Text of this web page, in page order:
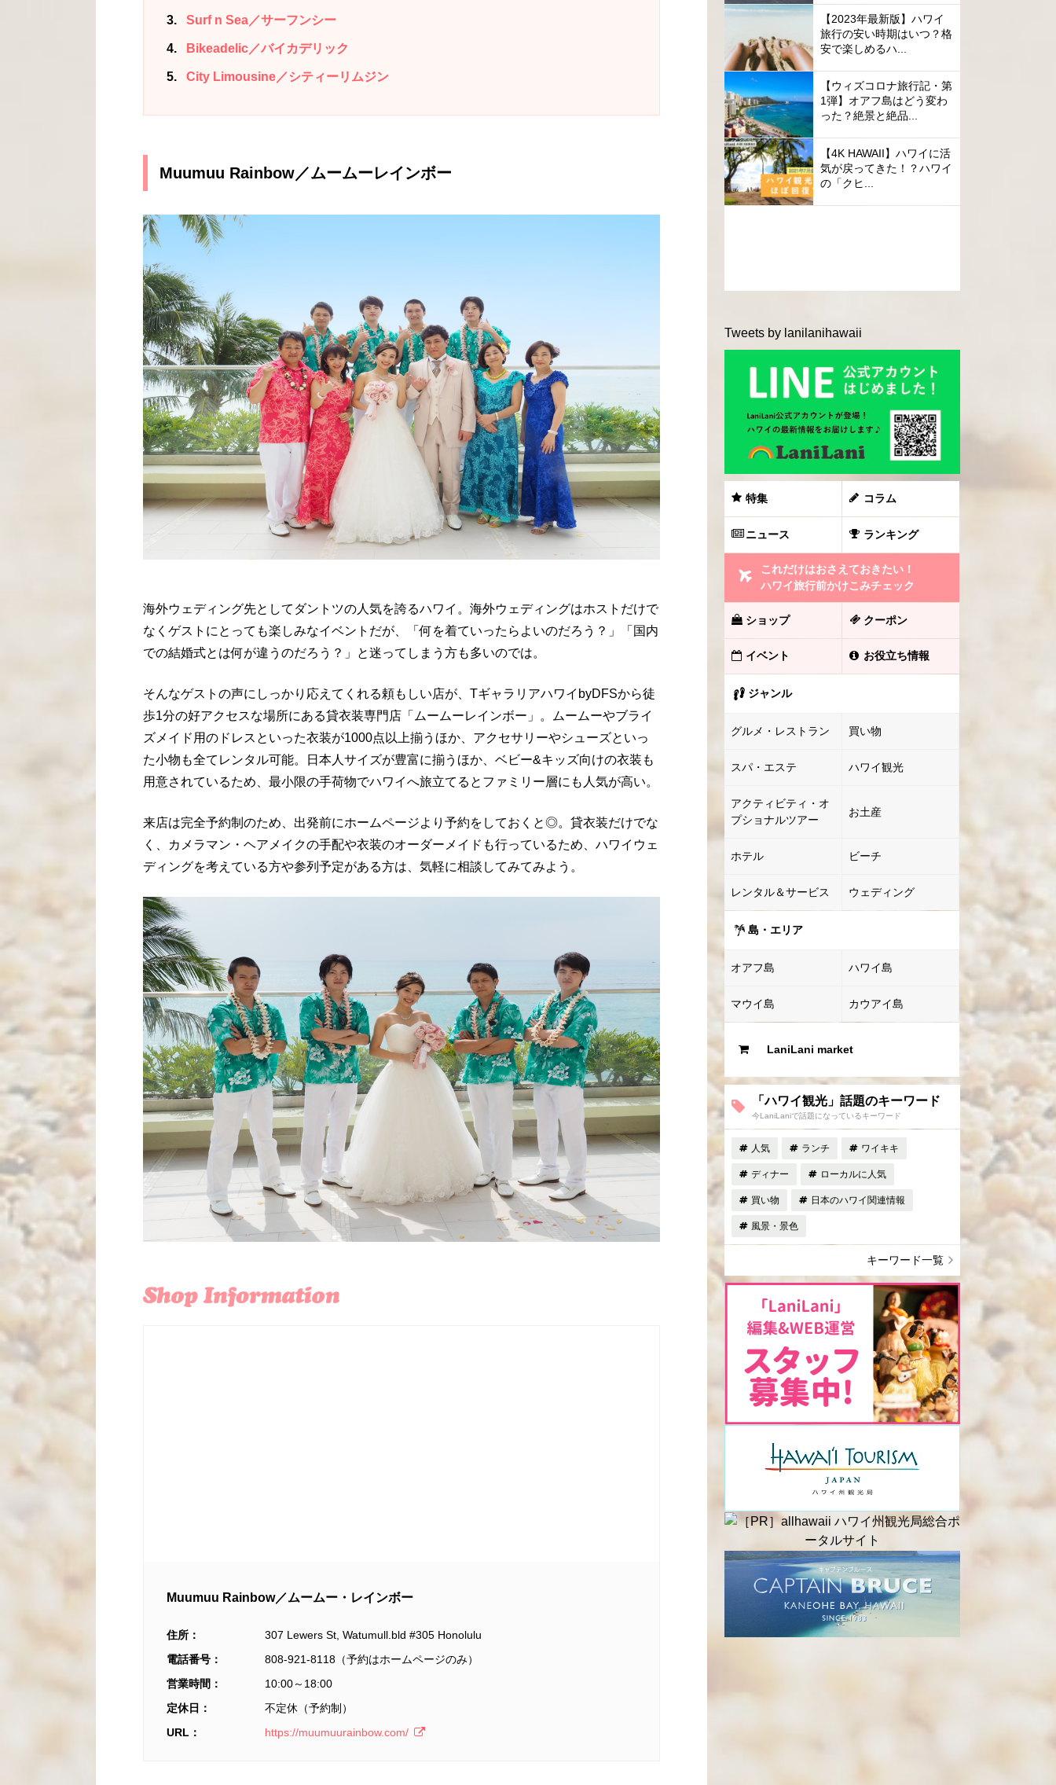
3 Surf n Sea／サーフンシー
4 Bikeadelic／バイカデリック
5 City Limousine／シティーリムジン
Muumuu Rainbow／ムームーレインボー
海外ウェディング先としてダントツの人気を誇るハワイ。海外ウェディングはホストだけで
なくゲストにとっても楽しみなイベントだが、「何を着ていったらよいのだろう？」「国内
での結婚式とは何が違うのだろう？」と迷ってしまう方も多いのでは。
そんなゲストの声にしっかり応えてくれる頼もしい店が、TギャラリアハワイbyDFSから徒
歩1分の好アクセスな場所にある貸衣装専門店「ムームーレインボー」。ムームーやブライ
ズメイド用のドレスといった衣装が1000点以上揃うほか、アクセサリーやシューズといっ
た小物も全てレンタル可能。日本人サイズが豊富に揃うほか、ベビー&キッズ向けの衣装も
用意されているため、最小限の手荷物でハワイへ旅立てるとファミリー層にも人気が高い。
来店は完全予約制のため、出発前にホームページより予約をしておくと◎。貸衣装だけでな
く、カメラマン・ヘアメイクの手配や衣装のオーダーメイドも行っているため、ハワイウェ
ディングを考えている方や参列予定がある方は、気軽に相談してみてみよう。
Muumuu Rainbow／ムームー・レインボー
住所：
307 Lewers St, Watumull.bld #305 Honolulu
電話番号：
808-921-8118（予約はホームページのみ）
営業時間：
10:00～18:00
定休日：
不定休（予約制）
URL：
https://muumuurainbow.com/
【2023年最新版】ハワイ
旅行の安い時期はいつ？格
安で楽しめるハ...
【ウィズコロナ旅行記・第
1弾】オアフ島はどう変わ
った？絶景と絶品...
【4K HAWAII】ハワイに活
気が戻ってきた！？ハワイ
の「クヒ...
Tweets by lanilanihawaii
特集 コラム
ニュース ランキング
これだけはおさえておきたい！
ハワイ旅行前かけこみチェック
ショップ クーポン
イベント お役立ち情報
ジャンル
グルメ・レストラン 買い物
スパ・エステ ハワイ観光
アクティビティ・オ
プショナルツアー
お土産
ホテル ビーチ
レンタル＆サービス ウェディング
島・エリア
オアフ島 ハワイ島
マウイ島 カウアイ島
LaniLani market
「ハワイ観光」話題のキーワード
今LaniLaniで話題になっているキーワード
人気 ランチ ワイキキ
ディナー ローカルに人気
買い物 日本のハワイ関連情報
風景・景色
キーワード一覧